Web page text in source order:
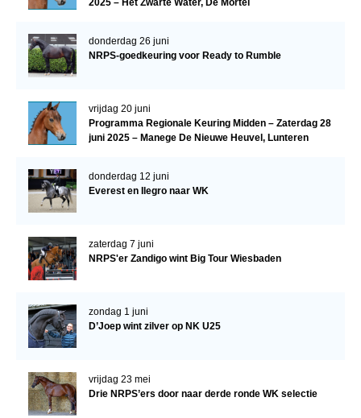
2025 – Het Zwarte Water, De Mortel
donderdag 26 juni
NRPS-goedkeuring voor Ready to Rumble
vrijdag 20 juni
Programma Regionale Keuring Midden – Zaterdag 28
juni 2025 – Manege De Nieuwe Heuvel, Lunteren
donderdag 12 juni
Everest en Ilegro naar WK
zaterdag 7 juni
NRPS'er Zandigo wint Big Tour Wiesbaden
zondag 1 juni
D’Joep wint zilver op NK U25
vrijdag 23 mei
Drie NRPS’ers door naar derde ronde WK selectie